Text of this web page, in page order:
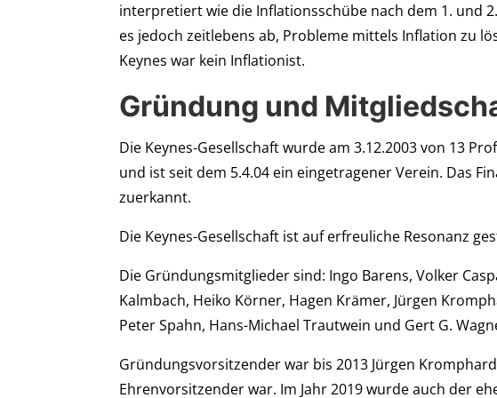
interpretiert wie die Inflationsschübe nach dem 1. und
es jedoch zeitlebens ab, Probleme mittels Inflation zu
Keynes war kein Inflationist.
Gründung und
Die Keynes-Gesellschaft wurde am 3.12.2003 von 13
und ist seit dem 5.4.04 ein eingetragener Verein. Das
zuerkannt.
Die Keynes-Gesellschaft ist auf erfreuliche Resonanz
Die Gründungsmitglieder sind: Ingo Barens, Volker
Kalmbach, Heiko Körner, Hagen Krämer, Jürgen
Peter Spahn, Hans-Michael Trautwein und Gert G.
Gründungsvorsitzender war bis 2013 Jürgen
Ehrenvorsitzender war. Im Jahr 2019 wurde auch der